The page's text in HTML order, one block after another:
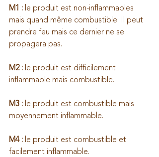
M1 : le produit est non-inflammables
mais quand même combustible. Il peut
prendre feu mais ce dernier ne se
propagera pas.
M2 : le produit est difficilement
inflammable mais combustible.
M3 : le produit est combustible mais
moyennement inflammable.
M4 : le produit est combustible et
facilement inflammable.